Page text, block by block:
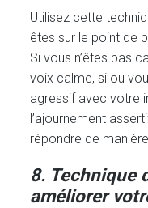
Utilisez cette
êtes sur le point de
Si vous n’êtes pas
voix calme, si ou
agressif avec votre
l’ajournement
répondre de
8. Technique
améliorer